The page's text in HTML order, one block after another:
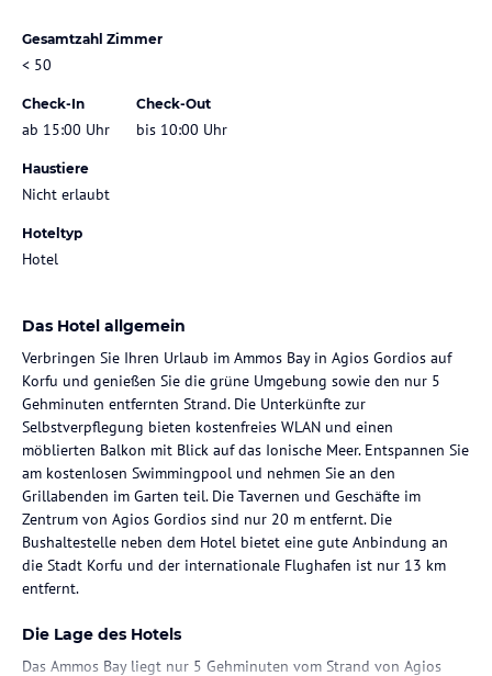
Gesamtzahl Zimmer
< 50
Check-In
ab 15:00 Uhr
Check-Out
bis 10:00 Uhr
Haustiere
Nicht erlaubt
Hoteltyp
Hotel
Das Hotel allgemein
Verbringen Sie Ihren Urlaub im Ammos Bay in Agios Gordios auf
Korfu und genießen Sie die grüne Umgebung sowie den nur 5
Gehminuten entfernten Strand. Die Unterkünfte zur
Selbstverpflegung bieten kostenfreies WLAN und einen
möblierten Balkon mit Blick auf das Ionische Meer. Entspannen Sie
am kostenlosen Swimmingpool und nehmen Sie an den
Grillabenden im Garten teil. Die Tavernen und Geschäfte im
Zentrum von Agios Gordios sind nur 20 m entfernt. Die
Bushaltestelle neben dem Hotel bietet eine gute Anbindung an
die Stadt Korfu und der internationale Flughafen ist nur 13 km
entfernt.
Die Lage des Hotels
Das Ammos Bay liegt nur 5 Gehminuten vom Strand von Agios